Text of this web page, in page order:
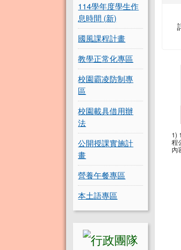
114學年度學生作
息時間 (新)
國風課程計畫
教學正常化專區
校園霸凌防制專
區
校園載具借用辦
法
公開授課實施計
畫
營養午餐專區
本土語專區
1)
程
內